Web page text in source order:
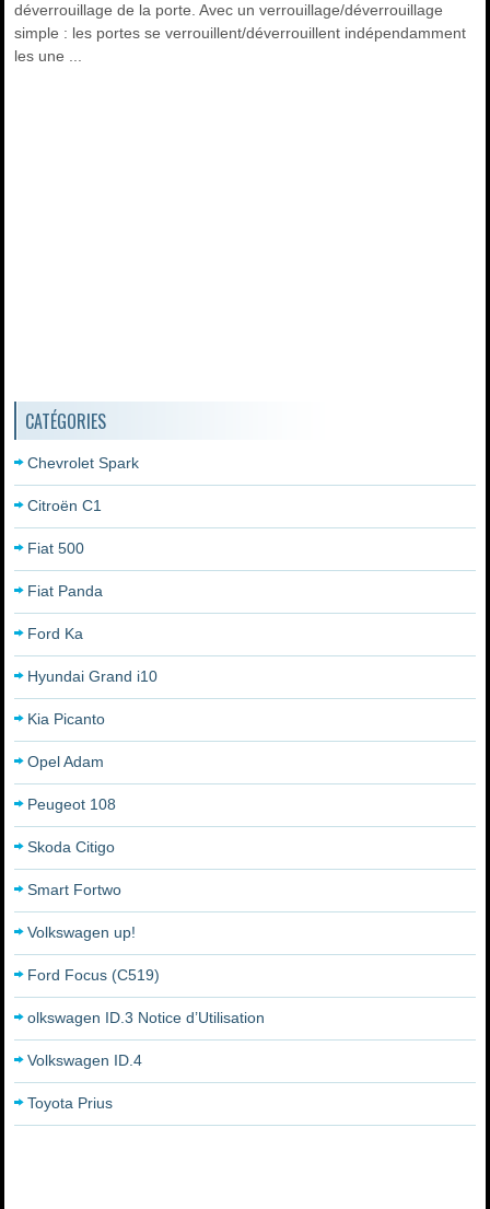
déverrouillage de la porte. Avec un verrouillage/déverrouillage
simple : les portes se verrouillent/déverrouillent indépendamment
les une ...
CATÉGORIES
Chevrolet Spark
Citroën C1
Fiat 500
Fiat Panda
Ford Ka
Hyundai Grand i10
Kia Picanto
Opel Adam
Peugeot 108
Skoda Citigo
Smart Fortwo
Volkswagen up!
Ford Focus (C519)
olkswagen ID.3 Notice d’Utilisation
Volkswagen ID.4
Toyota Prius